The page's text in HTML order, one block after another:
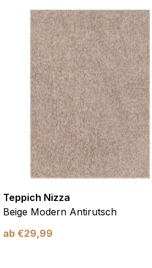
Teppich Nizza
Beige Modern Antirutsch
ab €29,99
Benutzer auf der Website verhalten,
Das Ziel ist es, Anzeigen
wertvoller für Herausgeber und
Kategorie zugeordnet wurden.
Alle akzeptieren